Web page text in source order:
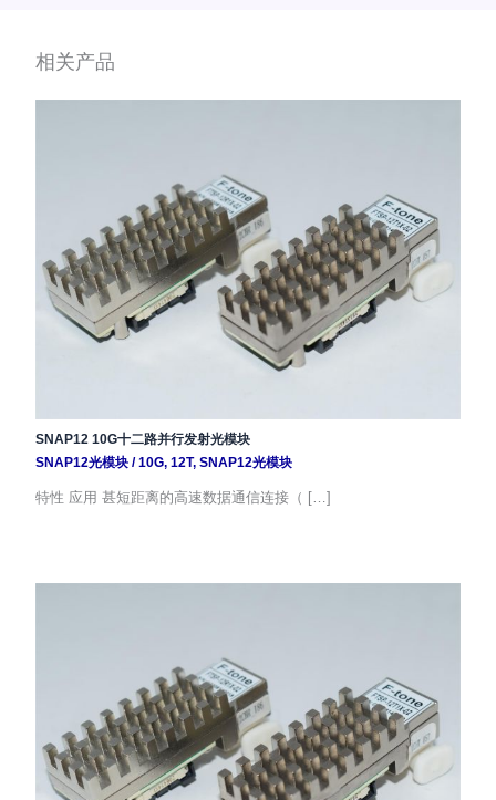
相关产品
SNAP12 10G十二路并行发射光模块
SNAP12光模块/10G, 12T, SNAP12光模块
特性 应用 甚短距离的高速数据通信连接（ […]